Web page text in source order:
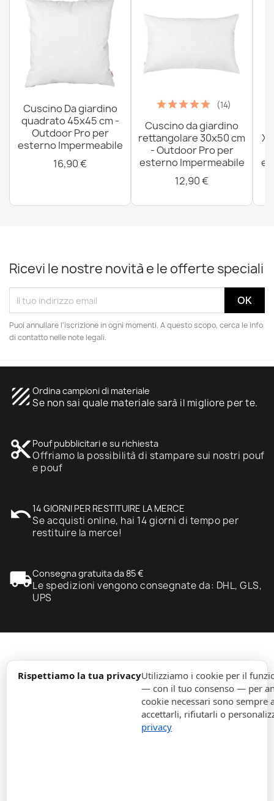
Rispettiamo la tua privacyUtilizziamo i cookie per il
— con il tuo consenso — per
cookie necessari sono
accettarli, rifiutarli o
privacy
Fodera Di Poltrona Sacco Porto - Outdoor Impermeabile
51,90 €
Cuscino Da giardino
quadrato 45x45 cm -
Outdoor Pro per
esterno Impermeabile
16,90 €
(14)
Cuscino da giardino
rettangolare 30x50 cm
- Outdoor Pro per
esterno Impermeabile
12,90 €
Ricevi le nostre novità e le offerte speciali
Puoi annullare l'iscrizione in ogni momenti. A questo scopo, cerca le info
di contatto nelle note legali.
texture Ordina campioni di materiale
Se non sai quale materiale sarà il migliore per te.
content_cut Pouf pubblicitari e su richiesta
Offriamo la possibilità di stampare sui nostri pouf
e pouf
undo14 GIORNI PER RESTITUIRE LA MERCE
Se acquisti online, hai 14 giorni di tempo per
restituire la merce!
local_shippingConsegna gratuita da 85 €
Le spedizioni vengono consegnate da: DHL, GLS,
UPS
expand_more
expand_more